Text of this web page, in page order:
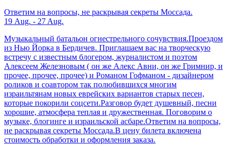
Ответим на вопросы, не раскрывая секреты Моссада.
19 Aug. - 27 Aug.
Музыкальный батальон огнестрельного сочувствия.Проездом
из Нью Йорка в Бердичев. Приглашаем вас на творческую
встречу с известным блогером, журналистом и поэтом
Алексеем Железновым ( он же Алекс Авни, он же Гримнир, и
прочее, прочее, прочее) и Романом Гофманом - дизайнером
роликов и соавтором так полюбившихся многим
израильтянам новых еврейских вариантов старых песен,
которые покорили соцсети.Разговор будет душевный, песни
хорошие, атмосфера теплая и дружественная. Поговорим о
музыке, блогинге и израильской асбаре.Ответим на вопросы,
не раскрывая секреты Моссада.В цену билета включена
стоимость обработки и оформления заказа.